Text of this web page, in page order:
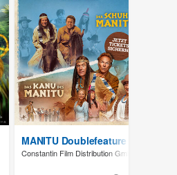
MANITU Doublefeature
Constantin Film Distribution GmbH